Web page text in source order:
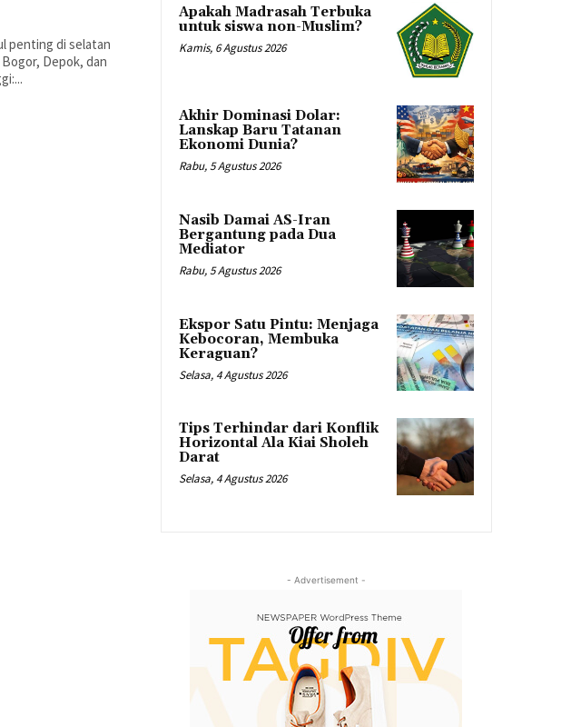
penting di selatan
Depok, dan
Apakah Madrasah Terbuka
untuk siswa non-Muslim?
Kamis, 6 Agustus 2026
Akhir Dominasi Dolar:
Lanskap Baru Tatanan
Ekonomi Dunia?
Rabu, 5 Agustus 2026
Nasib Damai AS-Iran
Bergantung pada Dua
Mediator
Rabu, 5 Agustus 2026
Ekspor Satu Pintu: Menjaga
Kebocoran, Membuka
Keraguan?
Selasa, 4 Agustus 2026
Tips Terhindar dari Konflik
Horizontal Ala Kiai Sholeh
Darat
Selasa, 4 Agustus 2026
- Advertisement -